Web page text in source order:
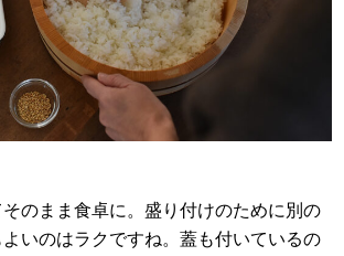
のまま食卓に。盛り付けのために別の
いのはラクですね。蓋も付いているの